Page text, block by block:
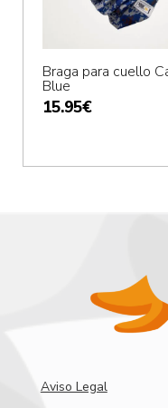
Braga para cuello
Blue
15.95€
Aviso Legal